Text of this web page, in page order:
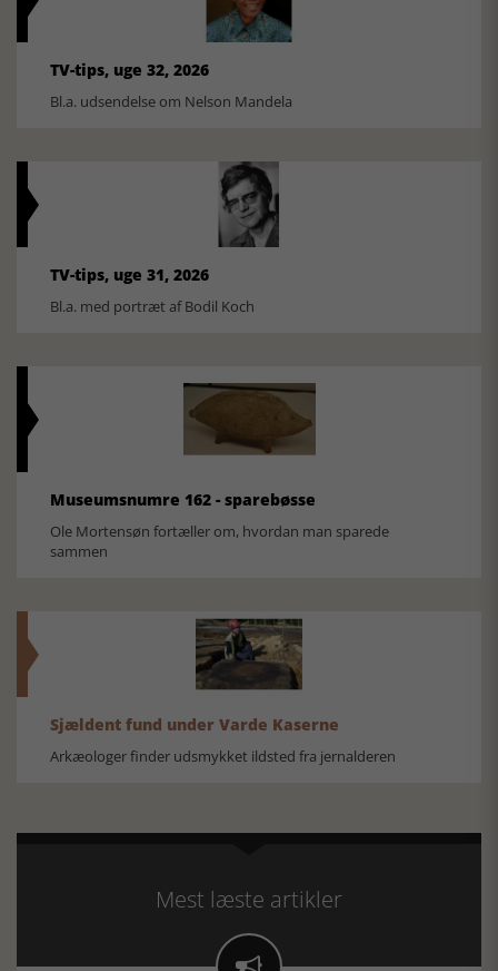
TV-tips, uge 32, 2026
Bl.a. udsendelse om Nelson Mandela
TV-tips, uge 31, 2026
Bl.a. med portræt af Bodil Koch
Museumsnumre 162 - sparebøsse
Ole Mortensøn fortæller om, hvordan man sparede
sammen
Sjældent fund under Varde Kaserne
Arkæologer finder udsmykket ildsted fra jernalderen
Mest læste artikler